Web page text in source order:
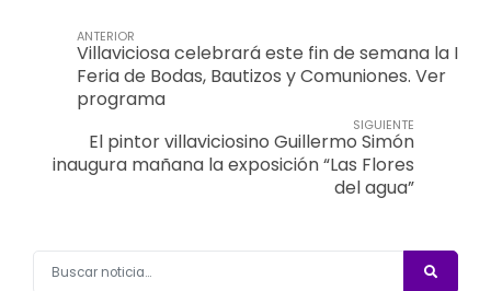
ANTERIOR
Villaviciosa celebrará este fin de semana la I
Feria de Bodas, Bautizos y Comuniones. Ver
programa
SIGUIENTE
El pintor villaviciosino Guillermo Simón
inaugura mañana la exposición “Las Flores
del agua”